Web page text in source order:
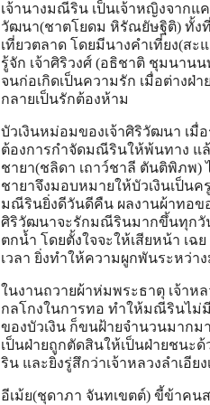
เจ้านางมณีริน เป็นเจ้าหญิงจากแ
วัฒนา(ชาตโยดม หิรัณยัษฐิติ) ทั้งที่
เที่ยวตลาด โดยมีนางคำเที่ยง(ส
รู้จัก เจ้าศิริวงศ์ (อธิชาติ ชุมนาน
จนก่อเกิดเป็นความรัก เมื่อต่างฝ่
กลายเป็นรักต้องห้าม
บัวเงินหม่อมของเจ้าศิริวัฒนา เ
ต้องการกำจัดมณีรินให้พ้นทาง แล้
ชายา(ชลิดา เถาว์ชาลี ตันติพิภพ)
ชายาจึงมอบหมายให้บัวเงินเป็น
มณีรินยิ่งดีวันดีคืน ผลงานผ้าทอข
ศิริวัฒนาจะรักมณีรินมากขึ้นทุกวัน
ตกน้ำ โดยตั้งใจจะให้เสียหน้า เ
เวลา ยิ่งทำให้ความผูกพันระหว่
ในงานถวายผ้าห่มพระธาตุ เจ้าห
กลโกงในการทอ ทำให้มณีรินไม่
ของบัวเงิน ก็ขนฝ้ายจำนวนมาก
เป็นฝ่ายถูกตัดสินให้เป็นฝ่ายชนะ
ริน และยิ่งรู่สึกว่าเจ้าหลวงลำเอี
อีเม้ย(ชุดาภา จันทเขตต์) ขี้ข้าคน